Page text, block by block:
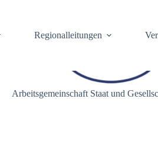
Arbeitsgemeinschaft Staat und
Regionalleitungen